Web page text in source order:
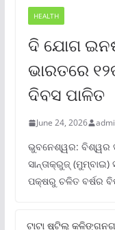
HEALTH
ଦି ଯୋଗ
ଭାରତରେ
ଦିବସ ପାଳିତ
June 24, 2026
ଭୁବନେଶ୍ୱର: ବିଶ୍ୱର
ସାନ୍ତାକ୍ରୁଜ୍
ପକ୍ଷରୁ ଚଳିତ ବର୍ଷର
ଟାଟା ଷ୍ଟିଲ୍‌